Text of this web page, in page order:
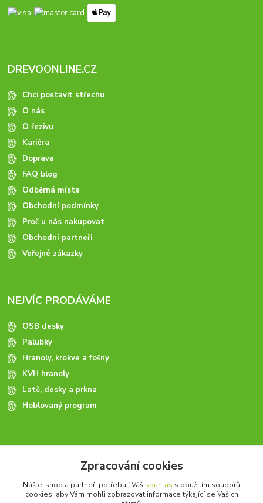
DREVOONLINE.CZ
Chci postavit střechu
O nás
O řezivu
Kariéra
Doprava
FAQ blog
Odběrná místa
Obchodní podmínky
Proč u nás nakupovat
Obchodní partneři
Veřejné zákazky
NEJVÍC PRODÁVÁME
OSB desky
Palubky
Hranoly, krokve a fošny
KVH hranoly
Latě, desky a prkna
Hoblovaný program
Potřebujete poradit? Neváhejte nás kontaktovat.
+420 728 600 625
po - pá 7:00 - 15:00
Zpracování cookies
Náš e-shop a partneři potřebují Váš souhlas s použitím souborů
cookies, aby Vám mohli zobrazovat informace týkající se Vašich